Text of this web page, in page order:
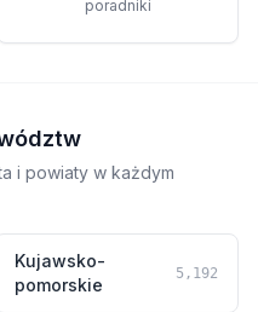
poradniki
i powiaty w każdym
Kujawsko-
pomorskie
5,192